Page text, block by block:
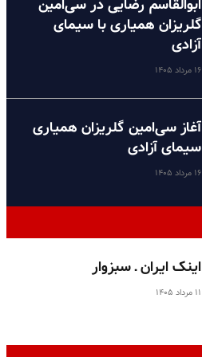
ابوالقاسم رضایی در سی‌امین
گلریزان همیاری با سیمای
آزادی
۱۶ مرداد ۱۴۰۵
آغاز سی‌امین گلریزان همیاری
سیمای آزادی
۱۶ مرداد ۱۴۰۵
اینک ایران ـ سبزوار
۱۱ مرداد ۱۴۰۵